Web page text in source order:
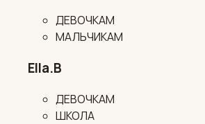
ДЕВОЧКАМ
МАЛЬЧИКАМ
Ella.B
ДЕВОЧКАМ
ШКОЛА